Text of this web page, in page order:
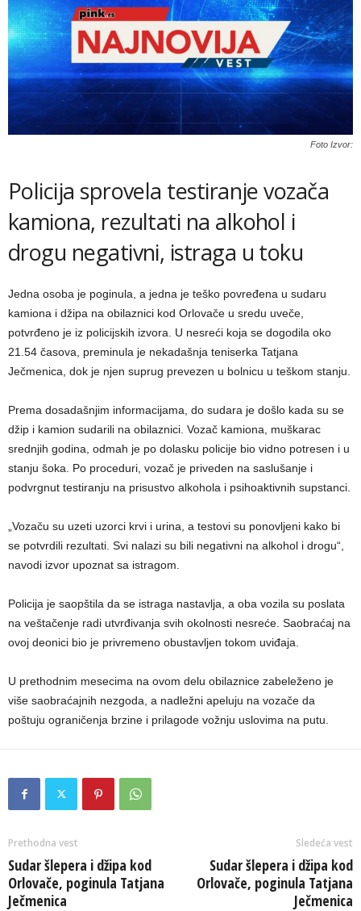
Foto Izvor:
Policija sprovela testiranje vozača
kamiona, rezultati na alkohol i
drogu negativni, istraga u toku
Jedna osoba je poginula, a jedna je teško povređena u sudaru
kamiona i džipa na obilaznici kod Orlovače u sredu uveče,
potvrđeno je iz policijskih izvora. U nesreći koja se dogodila oko
21.54 časova, preminula je nekadašnja teniserka Tatjana
Ječmenica, dok je njen suprug prevezen u bolnicu u teškom stanju.
Prema dosadašnjim informacijama, do sudara je došlo kada su se
džip i kamion sudarili na obilaznici. Vozač kamiona, muškarac
srednjih godina, odmah je po dolasku policije bio vidno potresen i u
stanju šoka. Po proceduri, vozač je priveden na saslušanje i
podvrgnut testiranju na prisustvo alkohola i psihoaktivnih supstanci.
„Vozaču su uzeti uzorci krvi i urina, a testovi su ponovljeni kako bi
se potvrdili rezultati. Svi nalazi su bili negativni na alkohol i drogu“,
navodi izvor upoznat sa istragom.
Policija je saopštila da se istraga nastavlja, a oba vozila su poslata
na veštačenje radi utvrđivanja svih okolnosti nesreće. Saobraćaj na
ovoj deonici bio je privremeno obustavljen tokom uviđaja.
U prethodnim mesecima na ovom delu obilaznice zabeleženo je
više saobraćajnih nezgoda, a nadležni apeluju na vozače da
poštuju ograničenja brzine i prilagode vožnju uslovima na putu.
Prethodna vest
Sudar šlepera i džipa kod
Orlovače, poginula Tatjana
Ječmenica
Sledeća vest
Sudar šlepera i džipa kod
Orlovače, poginula Tatjana
Ječmenica